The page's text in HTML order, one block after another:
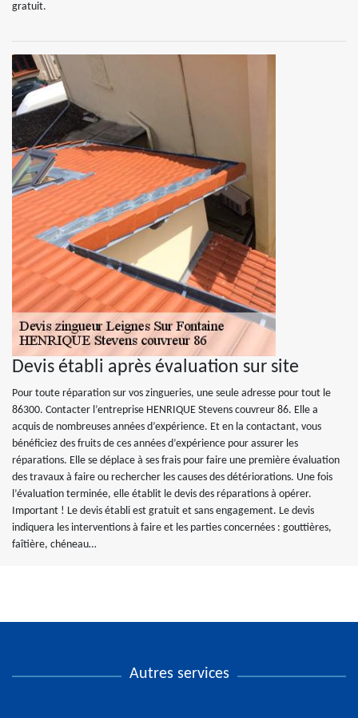
gratuit.
Devis établi après évaluation sur site
Pour toute réparation sur vos zingueries, une seule adresse pour tout le
86300. Contacter l’entreprise HENRIQUE Stevens couvreur 86. Elle a
acquis de nombreuses années d’expérience. Et en la contactant, vous
bénéficiez des fruits de ces années d’expérience pour assurer les
réparations. Elle se déplace à ses frais pour faire une première évaluation
des travaux à faire ou rechercher les causes des détériorations. Une fois
l’évaluation terminée, elle établit le devis des réparations à opérer.
Important ! Le devis établi est gratuit et sans engagement. Le devis
indiquera les interventions à faire et les parties concernées : gouttières,
faîtière, chéneau…
Autres services